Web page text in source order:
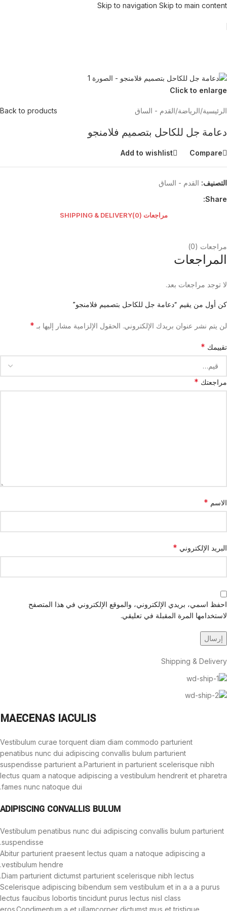
Skip to navigation Skip to main content
Click to enlarge
الرئيسية/الرياضة/القدم - الساق Back to products
دعامة جل للكاحل بتصميم فلامنجو
Compare
Add to wishlist
التصنيف: القدم - الساق
Share:
مراجعات (0) SHIPPING & DELIVERY
مراجعات (0)
المراجعات
لا توجد مراجعات بعد.
كن أول من يقيم “دعامة جل للكاحل بتصميم فلامنجو”
لن يتم نشر عنوان بريدك الإلكتروني. الحقول الإلزامية مشار إليها بـ *
تقييمك *
مراجعتك *
الاسم *
البريد الإلكتروني *
احفظ اسمي، بريدي الإلكتروني، والموقع الإلكتروني في هذا المتصفح
لاستخدامها المرة المقبلة في تعليقي.
Shipping & Delivery
MAECENAS IACULIS
Vestibulum curae torquent diam diam commodo parturient
penatibus nunc dui adipiscing convallis bulum parturient
suspendisse parturient a.Parturient in parturient scelerisque nibh
lectus quam a natoque adipiscing a vestibulum hendrerit et pharetra
fames nunc natoque dui.
ADIPISCING CONVALLIS BULUM
Vestibulum penatibus nunc dui adipiscing convallis bulum parturient
suspendisse.
Abitur parturient praesent lectus quam a natoque adipiscing a
vestibulum hendre.
Diam parturient dictumst parturient scelerisque nibh lectus.
Scelerisque adipiscing bibendum sem vestibulum et in a a a purus
lectus faucibus lobortis tincidunt purus lectus nisl class
eros.Condimentum a et ullamcorper dictumst mus et tristique